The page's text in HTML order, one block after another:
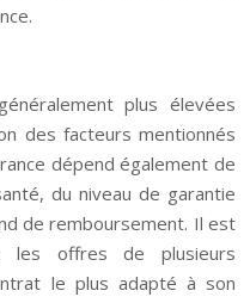
plus élevées
des facteurs mentionnés
dépend également de
du niveau de garantie
de remboursement. Il est
les offres de plusieurs
le plus adapté à son